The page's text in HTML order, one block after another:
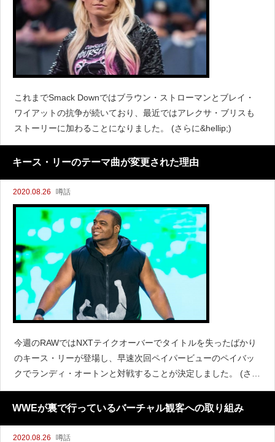
これまでSmack Downではブラウン・ストローマンとブレイ・
ワイアットの抗争が続いており、最近ではアレクサ・ブリスも
ストーリーに加わることになりました。 (さらに&hellip;)
キース・リーのテーマ曲が変更された理由
2020.08.26 噂話
今週のRAWではNXTテイクオーバーでタイトルを失ったばかり
のキース・リーが登場し、早速次回ペイパービューのペイバッ
クでランディ・オートンと対戦することが決定しました。 (さら
に&hellip;)
WWEが裏で行っているバーチャル観客への取り組み
2020.08.26 噂話